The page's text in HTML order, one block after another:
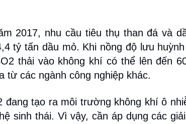
2017, nhu cầu tiêu thụ than đá và
tỷ tấn dầu mỏ. Khi nồng độ lưu
thải vào không khí có thể lên đến
các ngành công nghiệp khác.
tạo ra môi trường không khí ô
sinh thái. Vì vậy, cần áp dụng các